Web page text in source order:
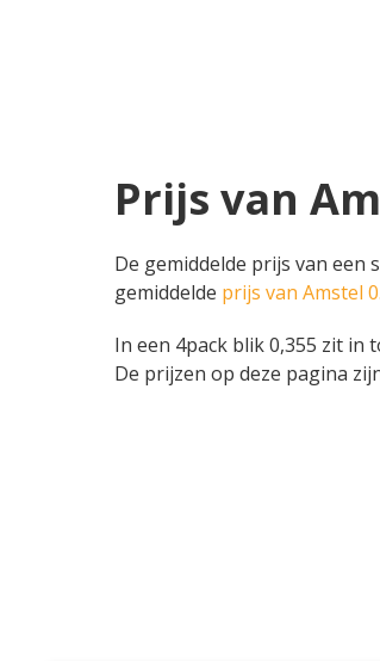
Prijs van
De gemiddelde prijs van een
gemiddelde prijs van Amstel
In een 4pack blik 0,355 zit in
De prijzen op deze pagina